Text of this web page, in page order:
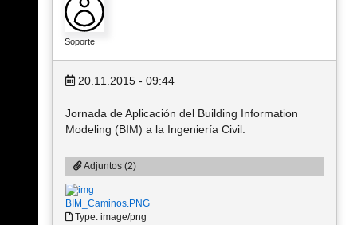
Soporte
20.11.2015 - 09:44
Jornada de Aplicación del Building Information
Modeling (BIM) a la Ingeniería Civil.
Adjuntos (2)
BIM_Caminos.PNG
Type: image/png